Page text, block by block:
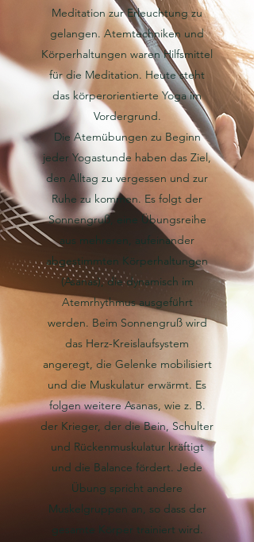
Meditation zur Erleuchtung zu
gelangen. Atemtechniken und
Körperhaltungen waren Hilfsmittel
für die Meditation. Heute steht
das körperorientierte Yoga im
Vordergrund.
Die Atemübungen zu Beginn
jeder Yogastunde haben das Ziel,
den Alltag zu vergessen und zur
Ruhe zu kommen. Es folgt der
Sonnengruß, eine Übungsreihe
aus mehreren, aufeinander
abgestimmten Körperhaltungen
(Asanas), die dynamisch im
Atemrhythmus ausgeführt
werden. Beim Sonnengruß wird
das Herz-Kreislaufsystem
angeregt, die Gelenke mobilisiert
und die Muskulatur erwärmt. Es
folgen weitere Asanas, wie z. B.
der Krieger, der die Bein, Schulter
und Rückenmuskulatur kräftigt
und die Balance fördert. Jede
Übung spricht andere
Muskelgruppen an, so dass der
gesamte Körper trainiert wird.